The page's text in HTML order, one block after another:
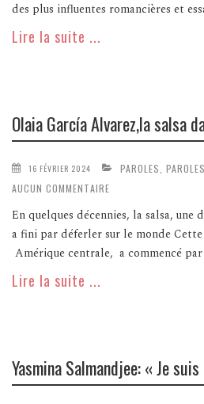
des plus influentes romancières et
Lire la suite ...
Olaia García Alvarez,la salsa
16 FÉVRIER 2024
PAROLES, PAROLES
AUCUN COMMENTAIRE
En quelques décennies, la salsa, une
a fini par déferler sur le monde Cette
Amérique centrale, a commencé par
Lire la suite ...
Yasmina Salmandjee: « Je